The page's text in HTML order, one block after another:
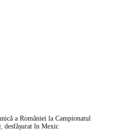
a României la Campionatul
desfășurat în Mexic